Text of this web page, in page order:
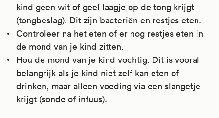
kind geen wit of geel laagje op de tong krijgt
(tongbeslag). Dit zijn bacteriën en restjes eten.
Controleer na het eten of er nog restjes eten in
de mond van je kind zitten.
Hou de mond van je kind vochtig. Dit is vooral
belangrijk als je kind niet zelf kan eten of
drinken, maar alleen voeding via een slangetje
krijgt (sonde of infuus).